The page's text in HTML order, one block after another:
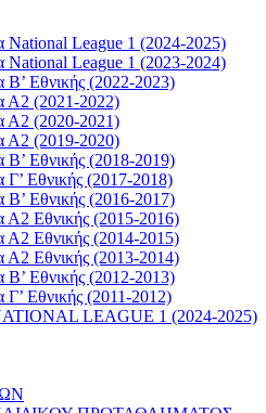
National League 1 (2024-2025)
National League 1 (2023-2024)
Β’ Εθνικής (2022-2023)
Α2 (2021-2022)
Α2 (2020-2021)
Α2 (2019-2020)
B’ Εθνικής (2018-2019)
Γ’ Εθνικής (2017-2018)
Β’ Εθνικής (2016-2017)
Α2 Εθνικής (2015-2016)
Α2 Εθνικής (2014-2015)
Α2 Εθνικής (2013-2014)
Β’ Εθνικής (2012-2013)
Γ’ Εθνικής (2011-2012)
LEAGUE 1 (2024-2025)